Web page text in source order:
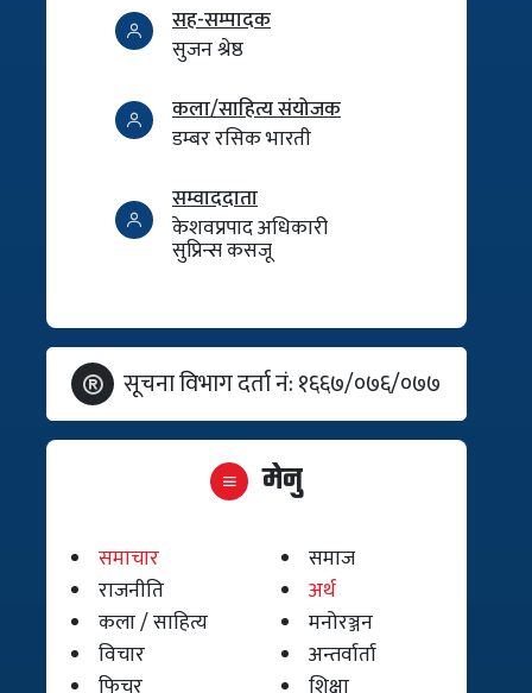
सह-सम्पादक
सुजन श्रेष्ठ
कला/साहित्य संयोजक
डम्बर रसिक भारती
सम्वाददाता
केशवप्रपाद अधिकारी
सुप्रिन्स कसजू
सूचना विभाग दर्ता नं: १६६७/०७६/०७७
मेनु
समाचार
समाज
राजनीति
अर्थ
कला / साहित्य
मनोरञ्जन
विचार
अन्तर्वार्ता